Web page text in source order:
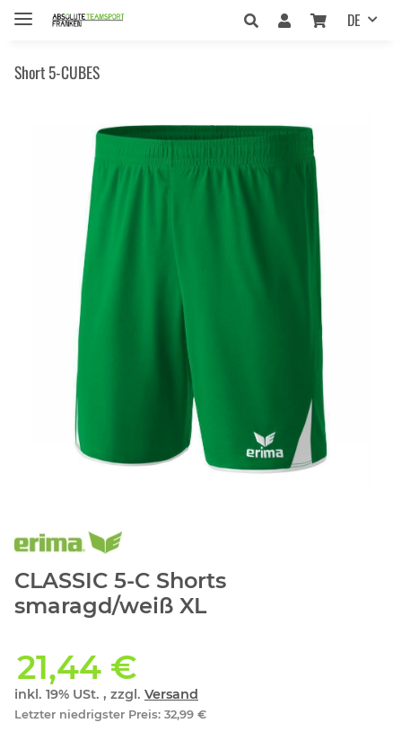
DE
Short 5-CUBES
CLASSIC 5-C Shorts
smaragd/weiß XL
21,44 €
inkl. 19% USt. , zzgl. Versand
Letzter niedrigster Preis: 32,99 €